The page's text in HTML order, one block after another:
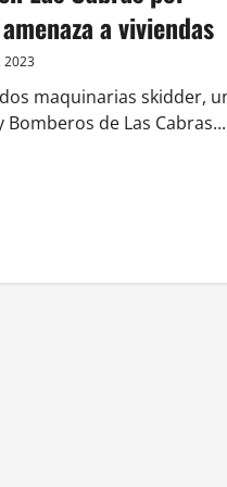
a viviendas
2023
maquinarias skidder,
Bomberos de Las Cabras...